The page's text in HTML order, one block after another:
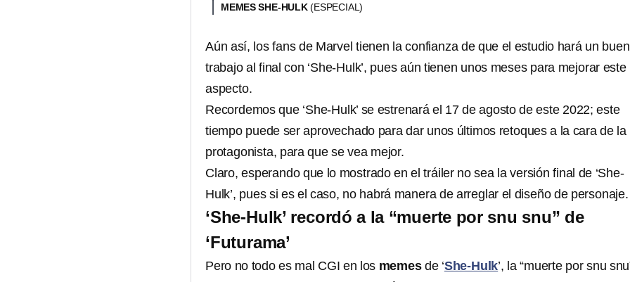
MEMES SHE-HULK(ESPECIAL)
Aún así, los fans de Marvel tienen la confianza de que el estudio hará un buen
trabajo al final con ‘She-Hulk’, pues aún tienen unos meses para mejorar este
aspecto.
Recordemos que ‘She-Hulk’ se estrenará el 17 de agosto de este 2022; este
tiempo puede ser aprovechado para dar unos últimos retoques a la cara de la
protagonista, para que se vea mejor.
Claro, esperando que lo mostrado en el tráiler no sea la versión final de ‘She-
Hulk’, pues si es el caso, no habrá manera de arreglar el diseño de personaje.
‘She-Hulk’ recordó a la “muerte por snu snu” de
‘Futurama’
Pero no todo es mal CGI en los memesde ‘She-Hulk’, la “muerte por snu